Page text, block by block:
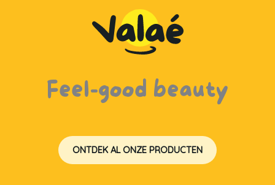
HONING DOUCHEOLIE
Feel-good beauty
ONTDEK AL ONZE PRODUCTEN